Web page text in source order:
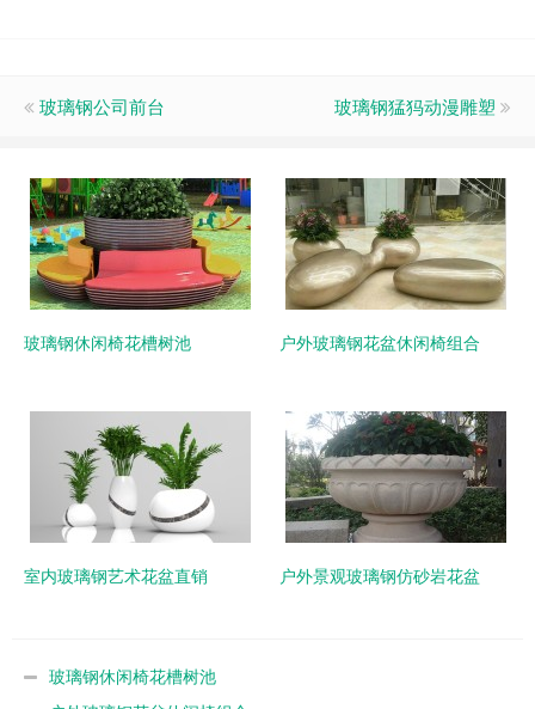
玻璃钢公司前台 玻璃钢猛犸动漫雕塑
玻璃钢休闲椅花槽树池 户外玻璃钢花盆休闲椅组合
室内玻璃钢艺术花盆直销 户外景观玻璃钢仿砂岩花盆
玻璃钢休闲椅花槽树池